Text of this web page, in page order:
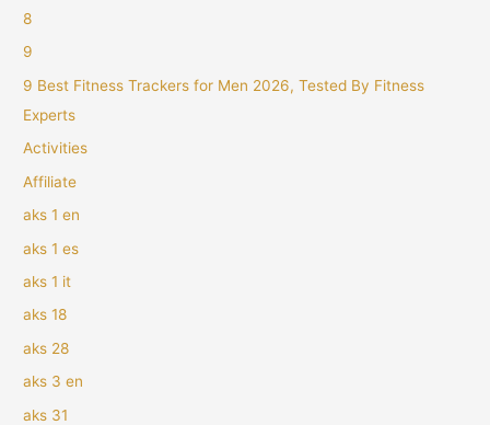
8
9
9 Best Fitness Trackers for Men 2026, Tested By Fitness
Experts
Activities
Affiliate
aks 1 en
aks 1 es
aks 1 it
aks 18
aks 28
aks 3 en
aks 31